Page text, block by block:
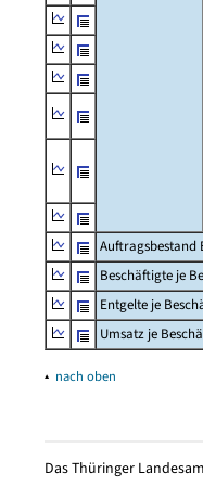
Auftragsbestand
Beschäftigte je
Entgelte je
Umsatz je
▴ nach oben
Das Thüringer